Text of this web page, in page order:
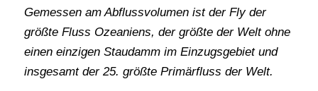
Gemessen am Abflussvolumen ist der Fly der
größte Fluss Ozeaniens, der größte der Welt ohne
einen einzigen Staudamm im Einzugsgebiet und
insgesamt der 25. größte Primärfluss der Welt.